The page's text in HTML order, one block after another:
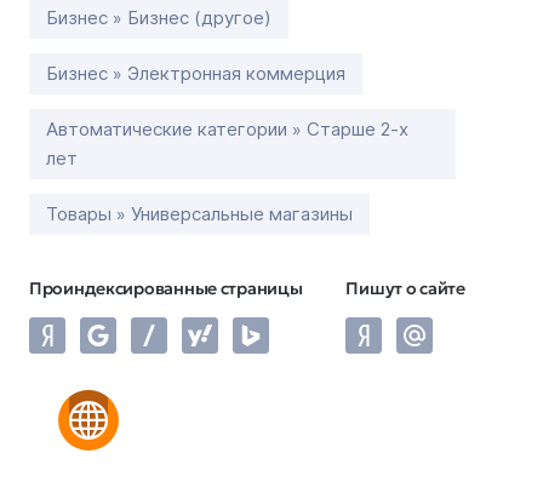
Бизнес » Бизнес (другое)
Бизнес » Электронная коммерция
Автоматические категории » Старше 2-х
лет
Товары » Универсальные магазины
Проиндексированные страницы Пишут о сайте